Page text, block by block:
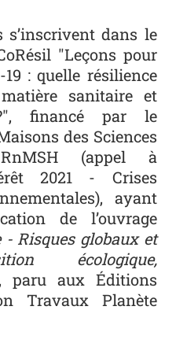
s’inscrivent dans le
"Leçons pour
: quelle résilience
sanitaire et
?", financé par le
des Sciences
(appel à
2021 - Crises
ayant
de l’ouvrage
- Risques globaux et
écologique,
paru aux Éditions
Travaux Planète